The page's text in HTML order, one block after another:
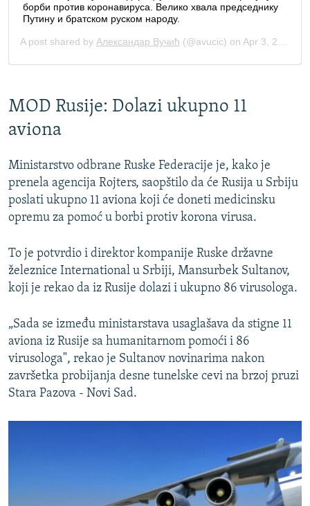
MOD Rusije: Dolazi ukupno 11
aviona
Ministarstvo odbrane Ruske Federacije je, kako je
prenela agencija Rojters, saopštilo da će Rusija u Srbiju
poslati ukupno 11 aviona koji će doneti medicinsku
opremu za pomoć u borbi protiv korona virusa.
To je potvrdio i direktor kompanije Ruske državne
železnice International u Srbiji, Mansurbek Sultanov,
koji je rekao da iz Rusije dolazi i ukupno 86 virusologa.
„Sada se između ministarstava usaglašava da stigne 11
aviona iz Rusije sa humanitarnom pomoći i 86
virusologa", rekao je Sultanov novinarima nakon
završetka probijanja desne tunelske cevi na brzoj pruzi
Stara Pazova - Novi Sad.